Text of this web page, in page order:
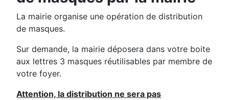
La mairie organise une opération de distribution
de masques.
Sur demande, la mairie déposera dans votre boite
aux lettres 3 masques réutilisables par membre de
votre foyer.
Attention, la distribution ne sera pas